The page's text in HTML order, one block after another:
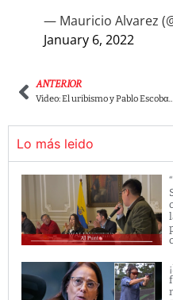
— Mauricio Alvarez
January 6, 2022
ANTERIOR
Video: El uribismo y Pablo Escobαr ¿Por qué los relαcionαn?
Lo más leido